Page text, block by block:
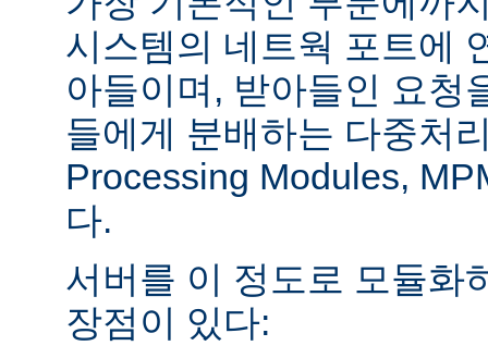
시스템의 네트웍 포트에
아들이며, 받아들인 요청
들에게 분배하는 다중처
Processing Modules,
다.
서버를 이 정도로 모듈화
장점이 있다: